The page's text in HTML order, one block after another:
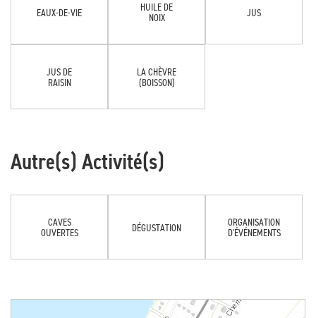
EAUX-DE-VIE
HUILE DE
NOIX
JUS
JUS DE
RAISIN
LA CHÈVRE
(BOISSON)
Autre(s) Activité(s)
CAVES
OUVERTES
DÉGUSTATION
ORGANISATION
D'ÉVÉNEMENTS